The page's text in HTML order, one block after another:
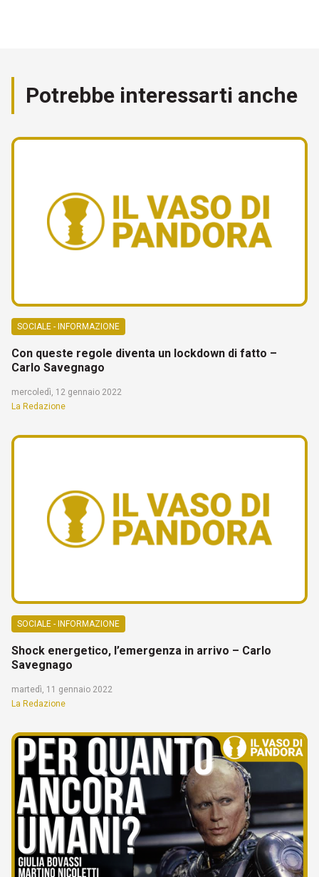
Potrebbe interessarti anche
SOCIALE - INFORMAZIONE
Con queste regole diventa un lockdown di fatto –
Carlo Savegnago
mercoledì, 12 gennaio 2022
La Redazione
SOCIALE - INFORMAZIONE
Shock energetico, l’emergenza in arrivo – Carlo
Savegnago
martedì, 11 gennaio 2022
La Redazione